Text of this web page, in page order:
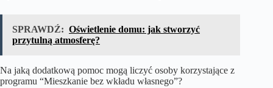
SPRAWDŹ: Oświetlenie domu: jak stworzyć
przytulną atmosferę?
Na jaką dodatkową pomoc mogą liczyć osoby korzystające z
programu “Mieszkanie bez wkładu własnego”?